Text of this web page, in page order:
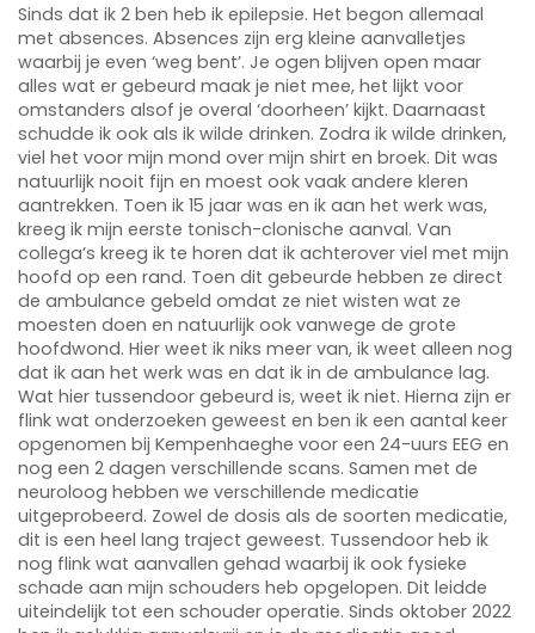
Sinds dat ik 2 ben heb ik epilepsie. Het begon allemaal
met absences. Absences zijn erg kleine aanvalletjes
waarbij je even ‘weg bent’. Je ogen blijven open maar
alles wat er gebeurd maak je niet mee, het lijkt voor
omstanders alsof je overal ‘doorheen’ kijkt. Daarnaast
schudde ik ook als ik wilde drinken. Zodra ik wilde drinken,
viel het voor mijn mond over mijn shirt en broek. Dit was
natuurlijk nooit fijn en moest ook vaak andere kleren
aantrekken. Toen ik 15 jaar was en ik aan het werk was,
kreeg ik mijn eerste tonisch-clonische aanval. Van
collega’s kreeg ik te horen dat ik achterover viel met mijn
hoofd op een rand. Toen dit gebeurde hebben ze direct
de ambulance gebeld omdat ze niet wisten wat ze
moesten doen en natuurlijk ook vanwege de grote
hoofdwond. Hier weet ik niks meer van, ik weet alleen nog
dat ik aan het werk was en dat ik in de ambulance lag.
Wat hier tussendoor gebeurd is, weet ik niet. Hierna zijn er
flink wat onderzoeken geweest en ben ik een aantal keer
opgenomen bij Kempenhaeghe voor een 24-uurs EEG en
nog een 2 dagen verschillende scans. Samen met de
neuroloog hebben we verschillende medicatie
uitgeprobeerd. Zowel de dosis als de soorten medicatie,
dit is een heel lang traject geweest. Tussendoor heb ik
nog flink wat aanvallen gehad waarbij ik ook fysieke
schade aan mijn schouders heb opgelopen. Dit leidde
uiteindelijk tot een schouder operatie. Sinds oktober 2022